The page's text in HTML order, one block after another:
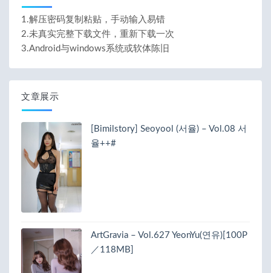
1.解压密码复制粘贴，手动输入易错
2.未真实完整下载文件，重新下载一次
3.Android与windows系统或软体陈旧
文章展示
[Bimilstory] Seoyool (서율) – Vol.08 서
율++#
ArtGravia – Vol.627 YeonYu(연유)[100P
／118MB]